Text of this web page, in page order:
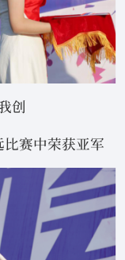
创
赛中荣获亚军